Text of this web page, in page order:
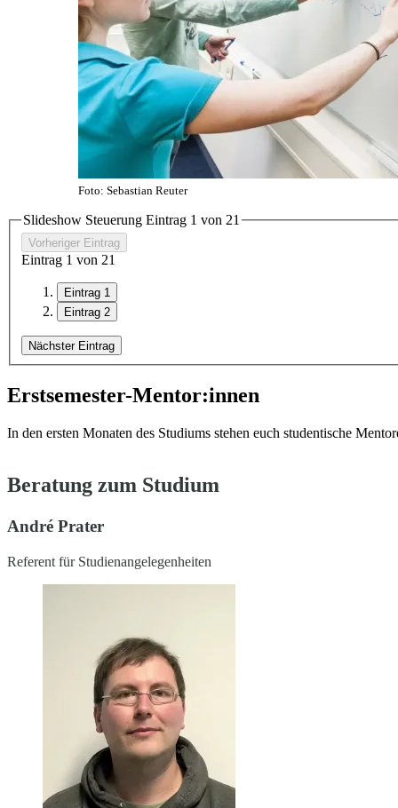
Foto: Sebastian Reuter
Slideshow Steuerung Eintrag 1 von 21
Vorheriger Eintrag
Eintrag 1 von 21
Eintrag 1
Eintrag 2
Nächster Eintrag
Erstsemester-Mentor:innen
In den ersten Monaten des Studiums stehen euch studentische
Beratung zum Studium
André Prater
Referent für Studienangelegenheiten